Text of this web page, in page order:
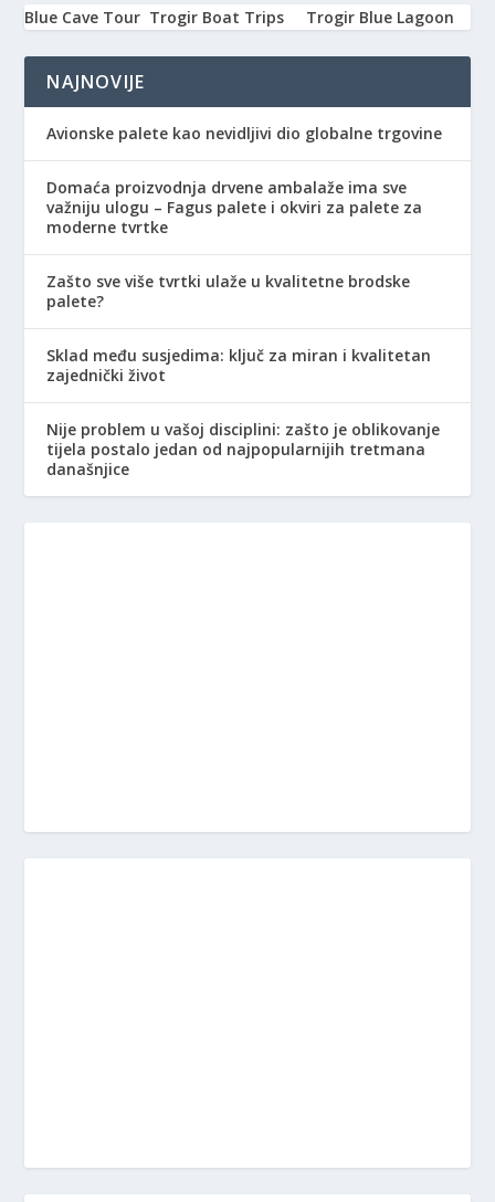
Blue Cave Tour Trogir Boat Trips Trogir Blue Lagoon
NAJNOVIJE
Avionske palete kao nevidljivi dio globalne trgovine
Domaća proizvodnja drvene ambalaže ima sve
važniju ulogu – Fagus palete i okviri za palete za
moderne tvrtke
Zašto sve više tvrtki ulaže u kvalitetne brodske
palete?
Sklad među susjedima: ključ za miran i kvalitetan
zajednički život
Nije problem u vašoj disciplini: zašto je oblikovanje
tijela postalo jedan od najpopularnijih tretmana
današnjice